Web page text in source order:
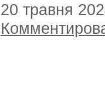
20 травня